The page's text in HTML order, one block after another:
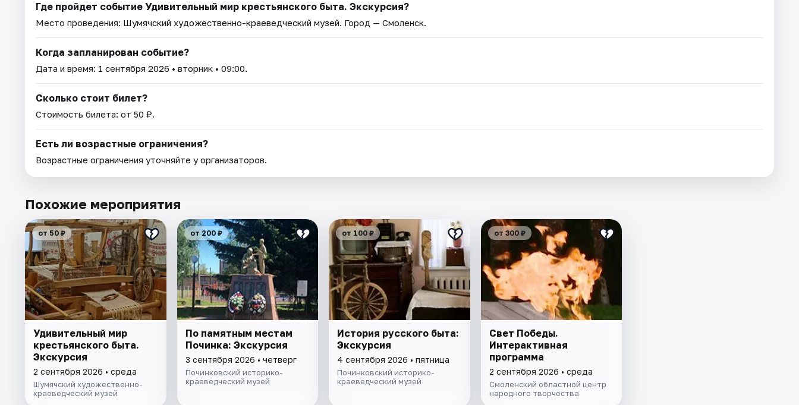
Где пройдет событие Удивительный мир крестьянского быта. Экскурсия?
Место проведения: Шумячский художественно-краеведческий музей. Город — Смоленск.
Когда запланирован событие?
Дата и время: 1 сентября 2026 • вторник • 09:00.
Сколько стоит билет?
Стоимость билета: от 50 ₽.
Есть ли возрастные ограничения?
Возрастные ограничения уточняйте у организаторов.
Похожие мероприятия
от 50 ₽
Удивительный мир
крестьянского быта.
Экскурсия
2 сентября 2026 • среда
Шумячский художественно-
краеведческий музей
от 200 ₽
По памятным местам
Починка: Экскурсия
3 сентября 2026 • четверг
Починковский историко-
краеведческий музей
от 100 ₽
История русского быта:
Экскурсия
4 сентября 2026 • пятница
Починковский историко-
краеведческий музей
от 300 ₽
Свет Победы.
Интерактивная
программа
2 сентября 2026 • среда
Смоленский областной центр
народного творчества